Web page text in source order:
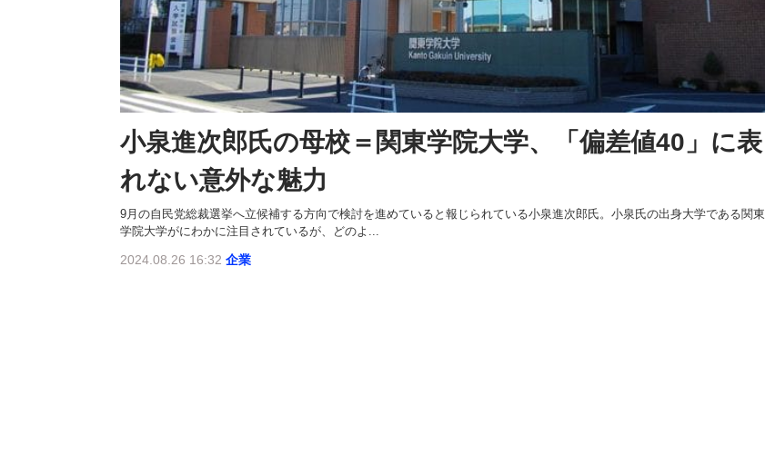
小泉進次郎氏の母校＝関東学院大学、「偏差値40」に表
れない意外な魅力
9月の自民党総裁選挙へ立候補する方向で検討を進めていると報じられている小泉進次郎氏。小泉氏の出身大学である関東
学院大学がにわかに注目されているが、どのよ...
2024.08.26 16:32 企業